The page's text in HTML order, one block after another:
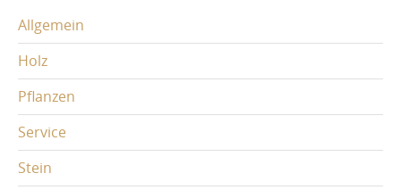
Allgemein
Holz
Pflanzen
Service
Stein